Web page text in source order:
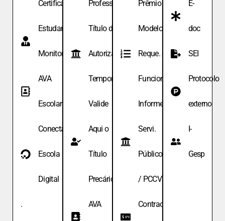
Certificação
Estudante
Monitor
AVA
Escolar
Conecta
Escola
Digital
.
Professor
Título de
Autoriza.
Temporária
Valide
Aqui o
Título
Precário
AVA
Prêmio
Modelo de
Reque. de
Funcionário
Informe
Servi.
Públicos
/ PCCV
Contracheque
E-
doc
SEI
Protocolo
externo
I-
Gesp